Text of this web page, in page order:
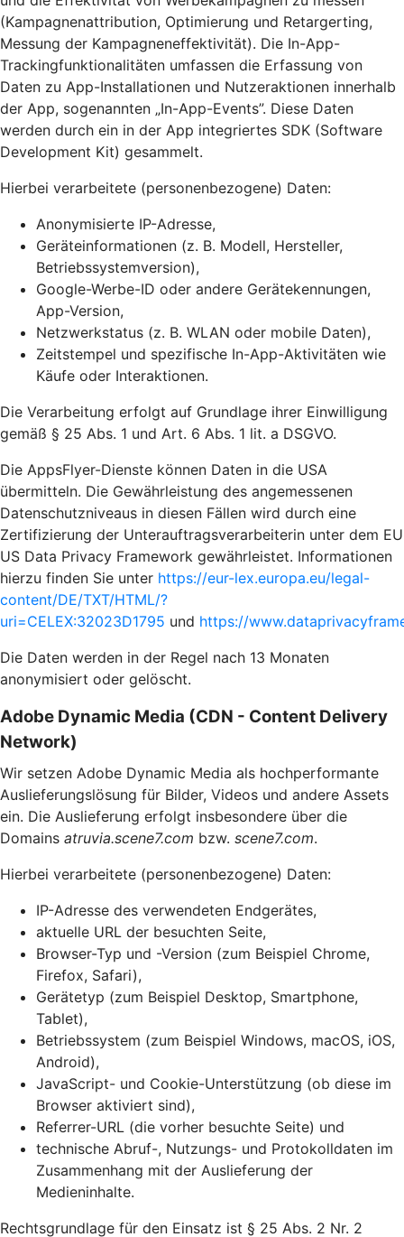
(Kampagnenattribution, Optimierung und Retargerting,
Messung der Kampagneneffektivität). Die In-App-
Trackingfunktionalitäten umfassen die Erfassung von
Daten zu App-Installationen und Nutzeraktionen innerhalb
der App, sogenannten „In-App-Events”. Diese Daten
werden durch ein in der App integriertes SDK (Software
Development Kit) gesammelt.
Hierbei verarbeitete (personenbezogene) Daten:
Anonymisierte IP-Adresse,
Geräteinformationen (z. B. Modell, Hersteller,
Betriebssystemversion),
Google-Werbe-ID oder andere Gerätekennungen,
App-Version,
Netzwerkstatus (z. B. WLAN oder mobile Daten),
Zeitstempel und spezifische In-App-Aktivitäten wie
Käufe oder Interaktionen.
Die Verarbeitung erfolgt auf Grundlage ihrer Einwilligung
gemäß § 25 Abs. 1 und Art. 6 Abs. 1 lit. a DSGVO.
Die AppsFlyer-Dienste können Daten in die USA
übermitteln. Die Gewährleistung des angemessenen
Datenschutzniveaus in diesen Fällen wird durch eine
Zertifizierung der Unterauftragsverarbeiterin unter dem EU
US Data Privacy Framework gewährleistet. Informationen
hierzu finden Sie unter https://eur-lex.europa.eu/legal-
content/DE/TXT/HTML/?
uri=CELEX:32023D1795 und https://
Die Daten werden in der Regel nach 13 Monaten
anonymisiert oder gelöscht.
Adobe Dynamic Media (CDN - Content Delivery
Network)
Wir setzen Adobe Dynamic Media als hochperformante
Auslieferungslösung für Bilder, Videos und andere Assets
ein. Die Auslieferung erfolgt insbesondere über die
Domains atruvia.scene7.com bzw. scene7.com.
Hierbei verarbeitete (personenbezogene) Daten:
IP-Adresse des verwendeten Endgerätes,
aktuelle URL der besuchten Seite,
Browser-Typ und -Version (zum Beispiel Chrome,
Firefox, Safari),
Gerätetyp (zum Beispiel Desktop, Smartphone,
Tablet),
Betriebssystem (zum Beispiel Windows, macOS, iOS,
Android),
JavaScript- und Cookie-Unterstützung (ob diese im
Browser aktiviert sind),
Referrer-URL (die vorher besuchte Seite) und
technische Abruf-, Nutzungs- und Protokolldaten im
Zusammenhang mit der Auslieferung der
Medieninhalte.
Rechtsgrundlage für den Einsatz ist § 25 Abs. 2 Nr. 2